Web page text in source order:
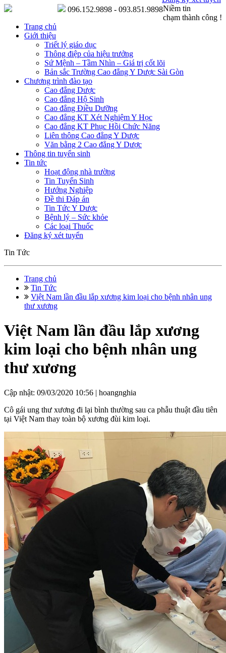
Niềm tin
chạm thành công !
096.152.9898 - 093.851.9898
Trang chủ
Giới thiệu
Triết lý giáo dục
Thông điệp của hiệu trưởng
Sứ Mệnh – Tầm Nhìn – Giá trị cốt lõi
Bản sắc Trường Cao đẳng Y Dược Sài Gòn
Chương trình đào tạo
Cao đẳng Dược
Cao đẳng Hộ Sinh
Cao đẳng Điều Dưỡng
Cao đẳng KT Xét Nghiệm Y Học
Cao đẳng KT Phục Hồi Chức Năng
Liên thông Cao đẳng Y Dược
Văn bằng 2 Cao đẳng Y Dược
Thông tin tuyển sinh
Tin tức
Hoạt động nhà trường
Tin Tuyển Sinh
Hướng Nghiệp
Đề thi Đáp án
Tin Tức Y Dược
Bệnh lý – Sức khỏe
Các loại Thuốc
Đăng ký xét tuyển
Tin Tức
Trang chủ
Tin Tức
Việt Nam lần đầu lắp xương kim loại cho bệnh nhân ung
thư xương
Việt Nam lần đầu lắp xương
kim loại cho bệnh nhân ung
thư xương
Cập nhật: 09/03/2020 10:56 | hoangnghia
Cô gái ung thư xương đi lại bình thường sau ca phẫu thuật đầu tiên
tại Việt Nam thay toàn bộ xương đùi kim loại.